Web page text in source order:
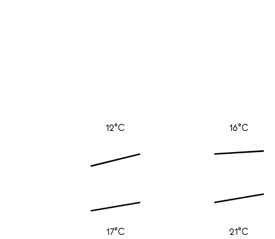
12°C
17°C
16°C
21°C